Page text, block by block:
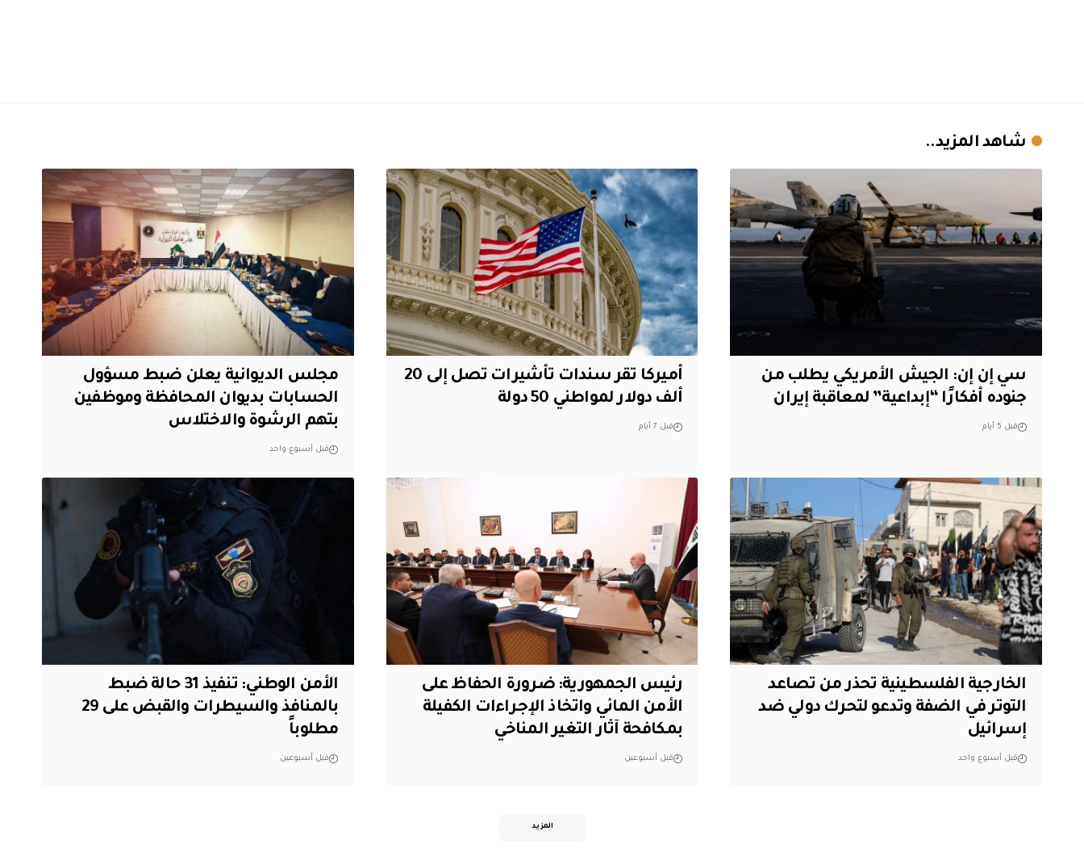
شاهد المزيد..
سي إن إن: الجيش الأمريكي يطلب من
جنوده أفكارًا “إبداعية” لمعاقبة إيران
قبل 5 أيام
أميركا تقر سندات تأشيرات تصل إلى 20
ألف دولار لمواطني 50 دولة
قبل 7 أيام
مجلس الديوانية يعلن ضبط مسؤول
الحسابات بديوان المحافظة وموظفين
بتهم الرشوة والاختلاس
قبل أسبوع واحد
الخارجية الفلسطينية تحذر من تصاعد
التوتر في الضفة وتدعو لتحرك دولي ضد
إسرائيل
قبل أسبوع واحد
رئيس الجمهورية: ضرورة الحفاظ على
الأمن المائي واتخاذ الإجراءات الكفيلة
بمكافحة آثار التغير المناخي
قبل أسبوعين
الأمن الوطني: تنفيذ 31 حالة ضبط
بالمنافذ والسيطرات والقبض على 29
مطلوباً
قبل أسبوعين
المزيد